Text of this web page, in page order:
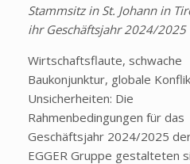
Stammsitz in St. Johann in
ihr Geschäftsjahr 2024/2025
Wirtschaftsflaute, schwache
Baukonjunktur, globale
Unsicherheiten: Die
Rahmenbedingungen für das
Geschäftsjahr 2024/2025
EGGER Gruppe gestalteten